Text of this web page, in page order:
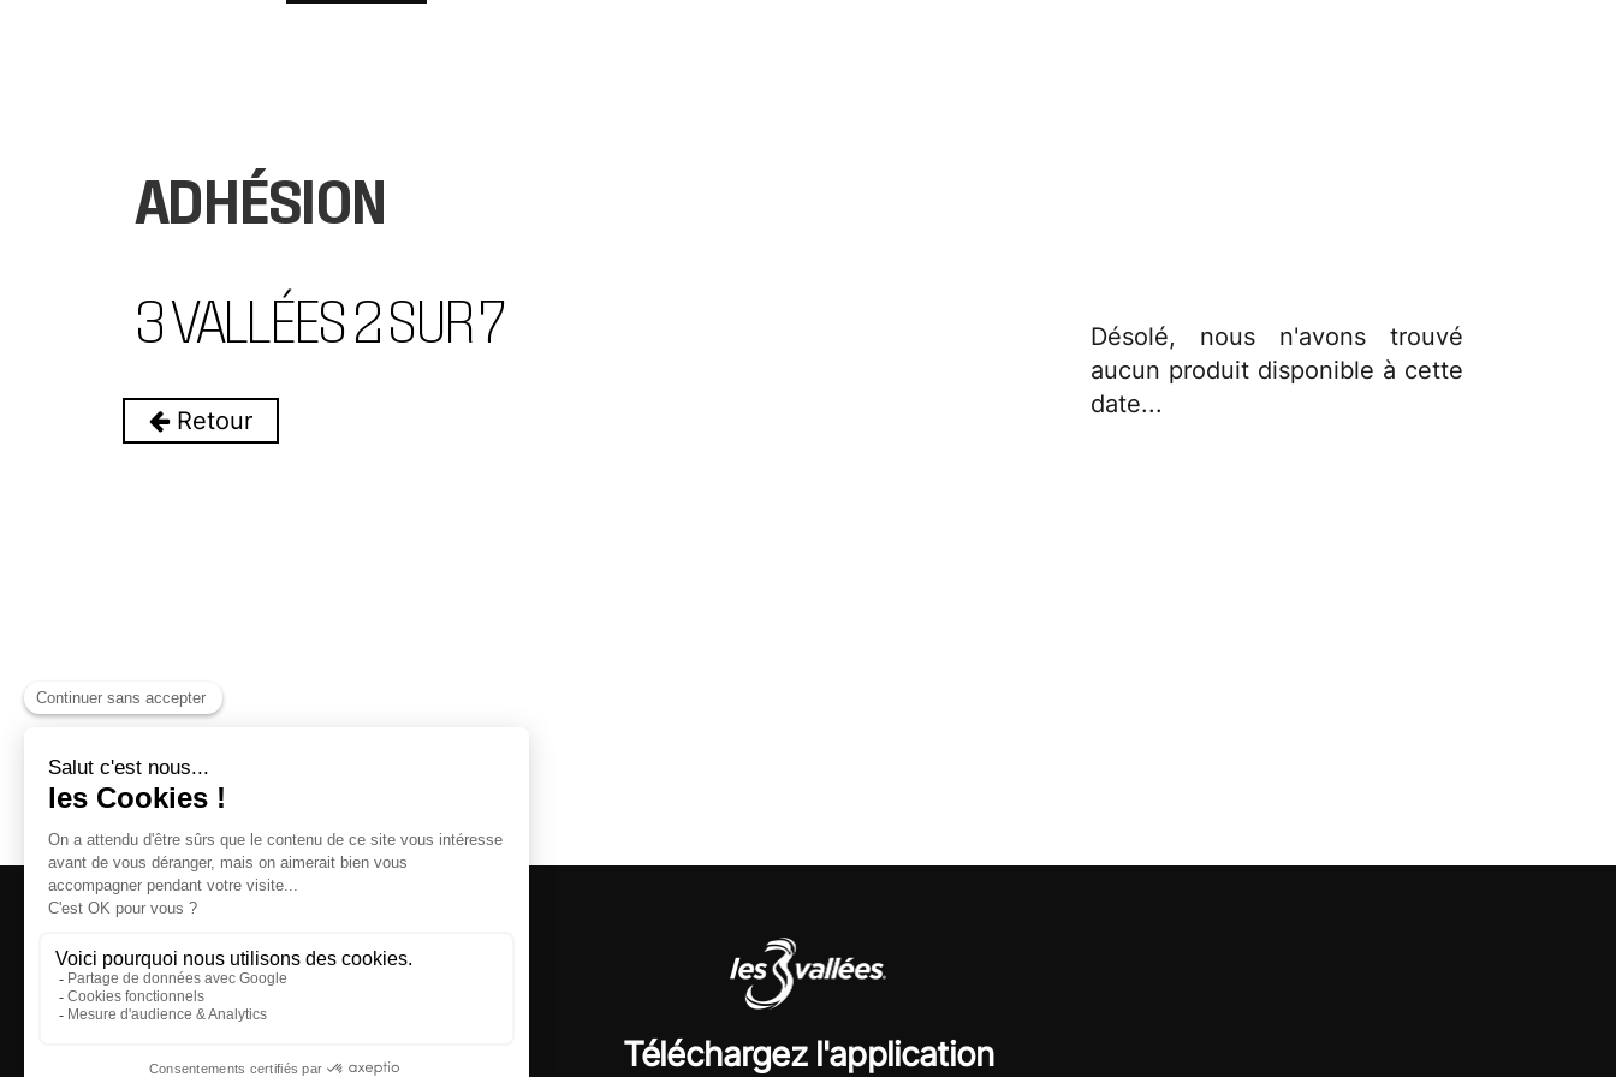
ADHÉSION
3 VALLÉES 2 SUR 7
Retour
Désolé, nous n'avons trouvé
aucun produit disponible à cette
date...
Téléchargez l'application